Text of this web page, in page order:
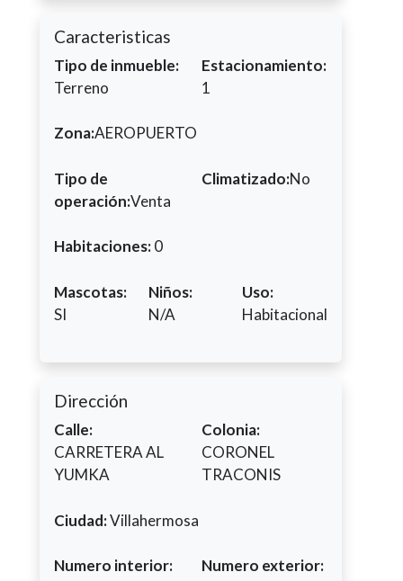
Caracteristicas
Tipo de inmueble:
Terreno
Estacionamiento:
1
Zona:AEROPUERTO
Tipo de
operación:Venta
Climatizado:No
Habitaciones:0
Mascotas:
SI
Niños:
N/A
Uso:
Habitacional
Dirección
Calle:
CARRETERA AL
YUMKA
Colonia:
CORONEL
TRACONIS
Ciudad:Villahermosa
Numero interior:
Numero exterior: